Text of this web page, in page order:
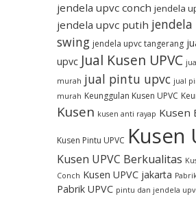
jendela upvc conch jendela
jendela upvc putih
swing jendela upvc tangerang
upvc Jual Kusen UPVC
murah jual pintu upvc jual
murah Keunggulan Kusen UPVC
Kusen kusen anti rayap Kusen
Kusen Pintu UPVC Kusen
Kusen UPVC Berkualitas
Conch Kusen UPVC jakarta
Pabrik UPVC pintu dan jendela